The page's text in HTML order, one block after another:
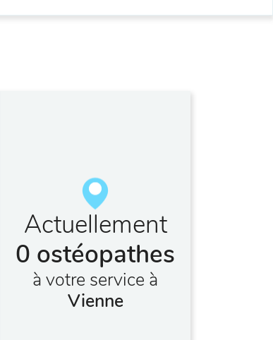
Actuellement
0 ostéopathes
à votre service à
Vienne